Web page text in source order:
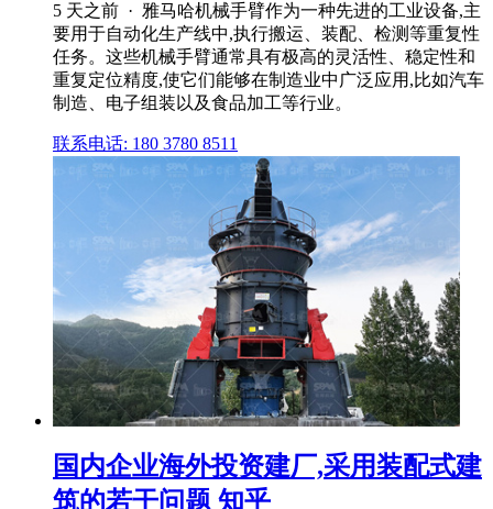
5 天之前 · 雅马哈机械手臂作为一种先进的工业设备,主
要用于自动化生产线中,执行搬运、装配、检测等重复性
任务。这些机械手臂通常具有极高的灵活性、稳定性和
重复定位精度,使它们能够在制造业中广泛应用,比如汽车
制造、电子组装以及食品加工等行业。
联系电话: 180 3780 8511
国内企业海外投资建厂,采用装配式建
筑的若干问题 知乎